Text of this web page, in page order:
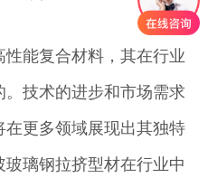
能复合材料，其在行业
技术的进步和市场需求
更多领域展现出其独特
璃钢拉挤型材在行业中